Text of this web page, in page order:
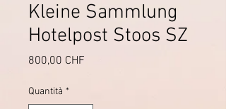
Kleine Sammlung
Hotelpost Stoos SZ
800,00 CHF
Quantità *